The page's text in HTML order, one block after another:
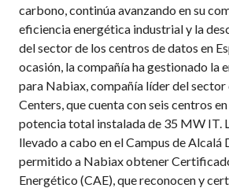
carbono, continúa avanzando en su
eficiencia energética industrial y la
del sector de los centros de datos en
ocasión, la compañía ha gestionado la
para Nabiax, compañía líder del sector
Centers, que cuenta con seis centros
potencia total instalada de 35 MW IT.
llevado a cabo en el Campus de Alcalá
permitido a Nabiax obtener
Energético (CAE), que reconocen y